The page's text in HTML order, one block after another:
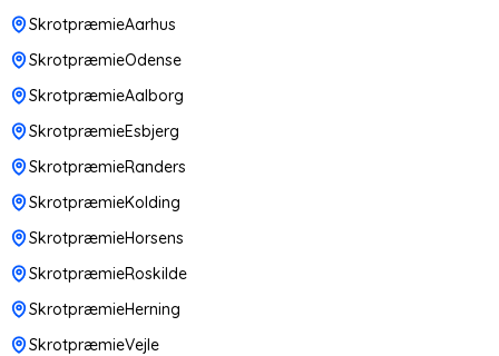
SkrotpræmieAarhus
SkrotpræmieOdense
SkrotpræmieAalborg
SkrotpræmieEsbjerg
SkrotpræmieRanders
SkrotpræmieKolding
SkrotpræmieHorsens
SkrotpræmieRoskilde
SkrotpræmieHerning
SkrotpræmieVejle